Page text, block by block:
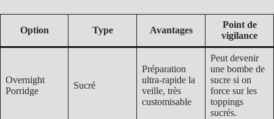
Option Type Avantages
Point de
vigilance
Overnight
Porridge
Sucré
Préparation
ultra-rapide la
veille, très
customisable
Peut devenir
une bombe de
sucre si on
force sur les
toppings
sucrés.